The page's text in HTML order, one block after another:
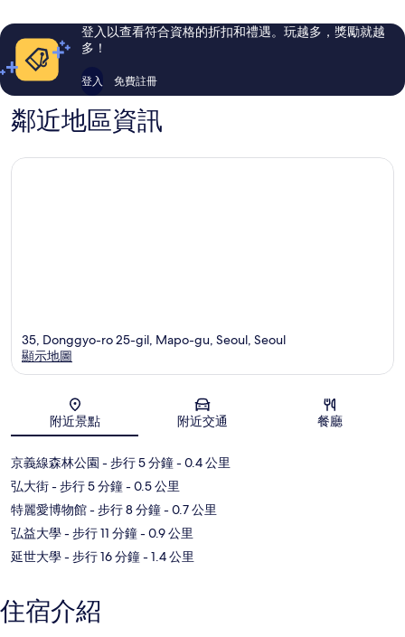
登入以查看符合資格的折扣和禮遇。玩越多，獎勵就越
多！
登入 免費註冊
鄰近地區資訊
地圖
35, Donggyo-ro 25-gil, Mapo-gu, Seoul, Seoul
顯示地圖
附近景點 附近交通 餐廳
京義線森林公園 - 步行 5 分鐘- 0.4 公里
弘大街- 步行 5 分鐘- 0.5 公里
特麗愛博物館- 步行 8 分鐘- 0.7 公里
弘益大學- 步行 11 分鐘- 0.9 公里
延世大學- 步行 16 分鐘- 1.4 公里
住宿介紹